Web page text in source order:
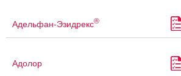
Адельфан-Эзидрекс®
Адолор